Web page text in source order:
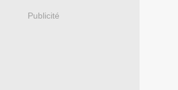
Publicité